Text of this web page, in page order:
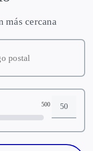
más cercana
500 Distancia